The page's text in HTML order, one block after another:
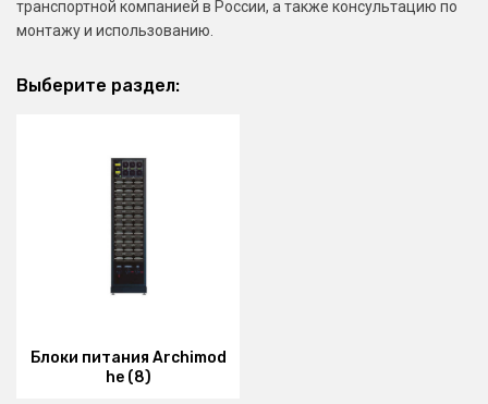
транспортной компанией в России, а также консультацию по
монтажу и использованию.
Выберите раздел:
Блоки питания Archimod
he (8)